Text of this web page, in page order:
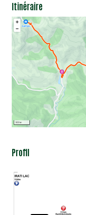
Itinéraire
Profil